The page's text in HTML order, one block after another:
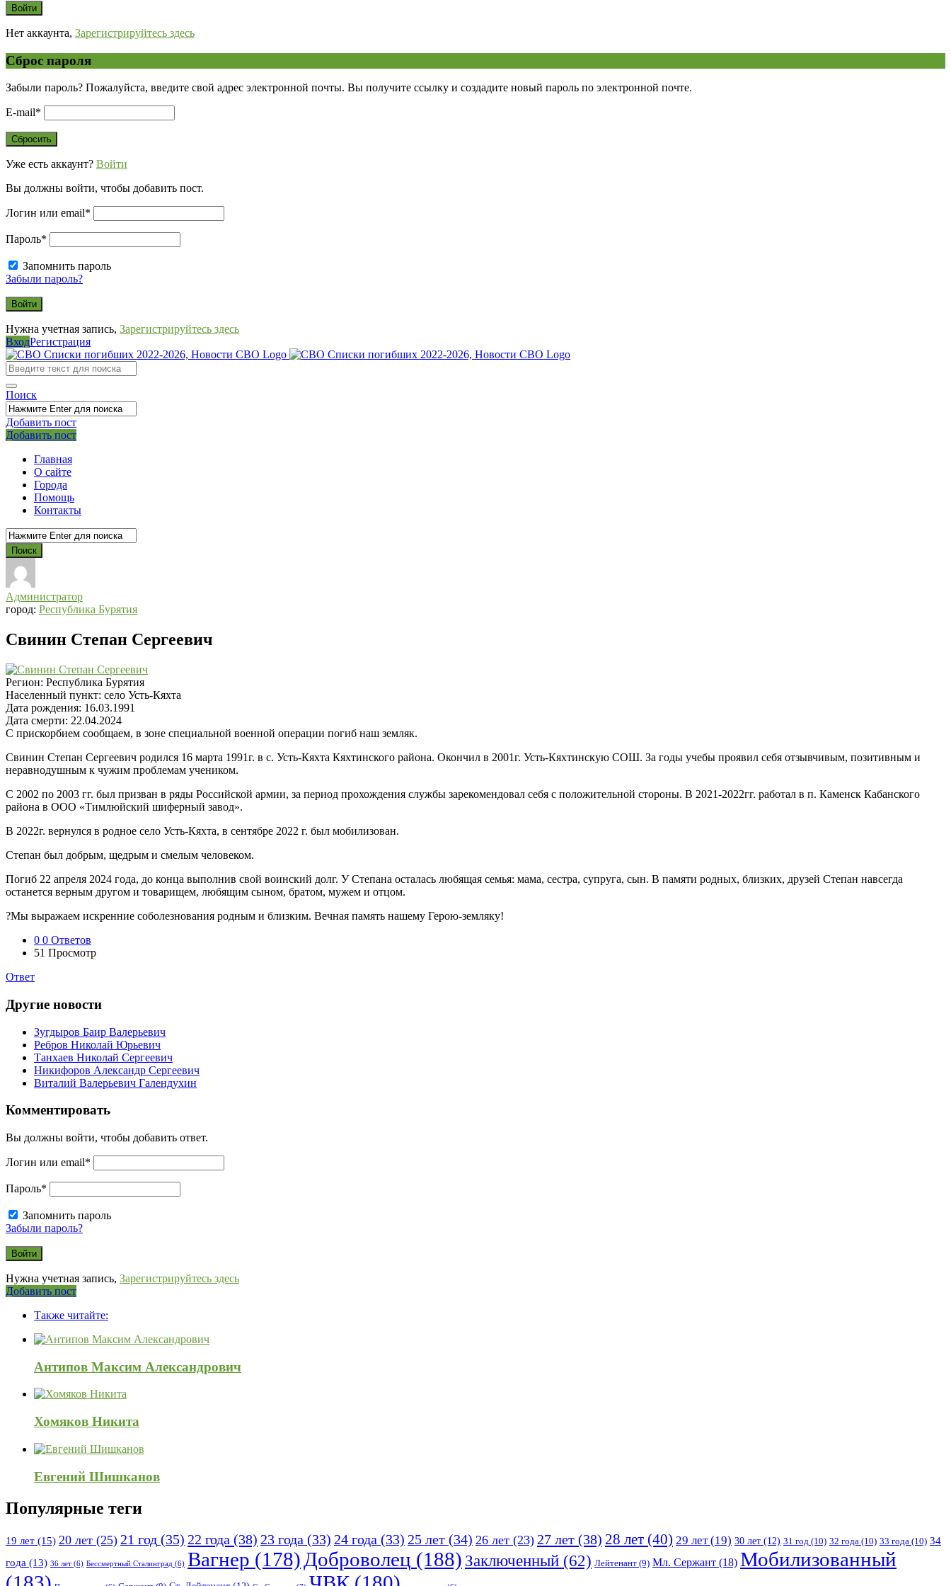
Нет аккаунта, Зарегистрируйтесь здесь
Сброс пароля
Забыли пароль? Пожалуйста, введите свой адрес электронной почты. Вы получите ссылку и создадите новый пароль по электронной почте.
E-mail*
Уже есть аккаунт? Войти
Вы должны войти, чтобы добавить пост.
Логин или email*
Пароль*
Запомнить пароль
Забыли пароль?
Нужна учетная запись, Зарегистрируйтесь здесь
ВходРегистрация
СВО
Списки
погибших
2022-
2026,
Новости
СВО
Поиск
Добавить пост
Мобильное
меню
Выйти
Добавить пост
Главная
О сайте
Города
Помощь
Контакты
Администратор
город: Республика Бурятия
Свинин Степан Сергеевич
Регион: Республика Бурятия
Населенный пункт: село Усть-Кяхта
Дата рождения: 16.03.1991
Дата смерти: 22.04.2024
С прискорбием сообщаем, в зоне специальной военной операции погиб наш земляк.
Свинин Степан Сергеевич родился 16 марта 1991г. в с. Усть-Кяхта Кяхтинского района. Окончил в 2001г. Усть-Кяхтинскую СОШ. За годы учебы проявил себя отзывчивым, позитивным и
неравнодушным к чужим проблемам учеником.
С 2002 по 2003 гг. был призван в ряды Российской армии, за период прохождения службы зарекомендовал себя с положительной стороны. В 2021-2022гг. работал в п. Каменск Кабанского
района в ООО «Тимлюйский шиферный завод».
В 2022г. вернулся в родное село Усть-Кяхта, в сентябре 2022 г. был мобилизован.
Степан был добрым, щедрым и смелым человеком.
Погиб 22 апреля 2024 года, до конца выполнив свой воинский долг. У Степана осталась любящая семья: мама, сестра, супруга, сын. В памяти родных, близких, друзей Степан навсегда
останется верным другом и товарищем, любящим сыном, братом, мужем и отцом.
?Мы выражаем искренние соболезнования родным и близким. Вечная память нашему Герою-земляку!
0 0 Ответов
51 Просмотр
Ответ
Другие новости
Зугдыров Баир Валерьевич
Ребров Николай Юрьевич
Танхаев Николай Сергеевич
Никифоров Александр Сергеевич
Виталий Валерьевич Галендухин
Комментировать
Вы должны войти, чтобы добавить ответ.
Логин или email*
Пароль*
Запомнить пароль
Забыли пароль?
Нужна учетная запись, Зарегистрируйтесь здесь
Боковая
Добавить пост
120x600Также читайте:
Антипов Максим Александрович
Хомяков Никита
Евгений Шишканов
Популярные теги
19 лет (15) 20 лет (25) 21 год (35) 22 года (38) 23 года (33) 24 года (33) 25 лет (34) 26 лет (23) 27 лет (38) 28 лет (40) 29 лет(19) 30 лет (12) 31 год (10) 32 года (10) 33 года (10) 34
года (13) 36 лет (6) Бессмертный Сталинград (6) Вагнер (178)Доброволец (188) Заключенный (62) Лейтенант (9) Мл. Сержант (18) Мобилизованный